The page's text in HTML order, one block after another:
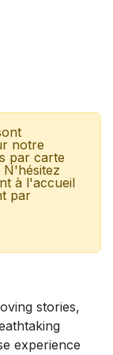
notre
par carte
N'hésitez
à l'accueil
par
stories,
experience